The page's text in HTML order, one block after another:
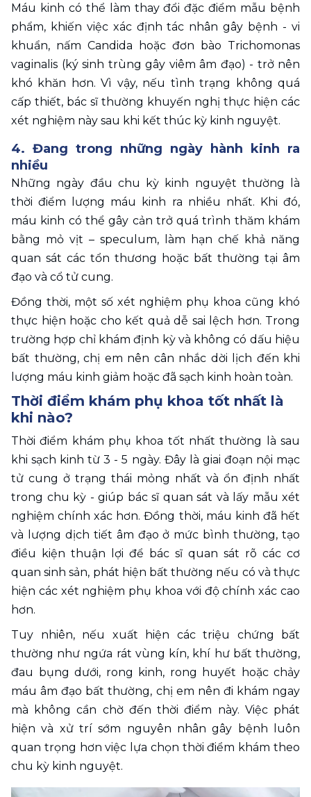
Máu kinh có thể làm thay đổi đặc điểm mẫu bệnh
phẩm, khiến việc xác định tác nhân gây bệnh - vi
khuẩn, nấm Candida hoặc đơn bào Trichomonas
vaginalis (ký sinh trùng gây viêm âm đạo) - trở nên
khó khăn hơn. Vì vậy, nếu tình trạng không quá
cấp thiết, bác sĩ thường khuyến nghị thực hiện các
xét nghiệm này sau khi kết thúc kỳ kinh nguyệt.
4. Đang trong những ngày hành kinh ra
nhiều
Những ngày đầu chu kỳ kinh nguyệt thường là
thời điểm lượng máu kinh ra nhiều nhất. Khi đó,
máu kinh có thể gây cản trở quá trình thăm khám
bằng mỏ vịt – speculum, làm hạn chế khả năng
quan sát các tổn thương hoặc bất thường tại âm
đạo và cổ tử cung.
Đồng thời, một số xét nghiệm phụ khoa cũng khó
thực hiện hoặc cho kết quả dễ sai lệch hơn. Trong
trường hợp chỉ khám định kỳ và không có dấu hiệu
bất thường, chị em nên cân nhắc dời lịch đến khi
lượng máu kinh giảm hoặc đã sạch kinh hoàn toàn.
Thời điểm khám phụ khoa tốt nhất là
khi nào?
Thời điểm khám phụ khoa tốt nhất thường là sau
khi sạch kinh từ 3 - 5 ngày. Đây là giai đoạn nội mạc
tử cung ở trạng thái mỏng nhất và ổn định nhất
trong chu kỳ - giúp bác sĩ quan sát và lấy mẫu xét
nghiệm chính xác hơn. Đồng thời, máu kinh đã hết
và lượng dịch tiết âm đạo ở mức bình thường, tạo
điều kiện thuận lợi để bác sĩ quan sát rõ các cơ
quan sinh sản, phát hiện bất thường nếu có và thực
hiện các xét nghiệm phụ khoa với độ chính xác cao
hơn.
Tuy nhiên, nếu xuất hiện các triệu chứng bất
thường như ngứa rát vùng kín, khí hư bất thường,
đau bụng dưới, rong kinh, rong huyết hoặc chảy
máu âm đạo bất thường, chị em nên đi khám ngay
mà không cần chờ đến thời điểm này. Việc phát
hiện và xử trí sớm nguyên nhân gây bệnh luôn
quan trọng hơn việc lựa chọn thời điểm khám theo
chu kỳ kinh nguyệt.